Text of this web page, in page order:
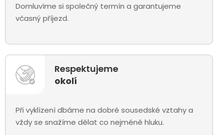
Domluvíme si společný termín a garantujeme
včasný příjezd.
Respektujeme
okolí
Při vyklízení dbáme na dobré sousedské vztahy a
vždy se snažíme dělat co nejméně hluku.